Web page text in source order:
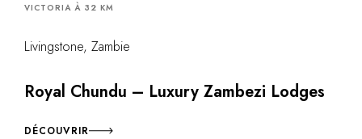
VICTORIA À 32 KM
Livingstone, Zambie
Royal Chundu – Luxury Zambezi Lodges
DÉCOUVRIR